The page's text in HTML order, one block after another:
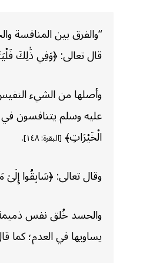
“والفرق بين المنافسة
قال تعالى: ﴿وَفِي ذَٰلِكَ
وأصلها من الشيء
عليه وسلم يتنافسون
الْخَيْرَاتِ﴾ [البقرة: ١٤٨]
.
وقال تعالى: ﴿سَابِقُوا
والحسد خُلق نفس ذميمة
يساويها في العدم؛ كما